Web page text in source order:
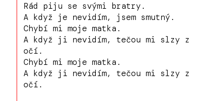
Rád piju se svými bratry.
A když je nevidím, jsem smutný.
Chybí mi moje matka.
A když ji nevidím, tečou mi slzy z
očí.
Chybí mi moje matka.
A když ji nevidím, tečou mi slzy z
očí.